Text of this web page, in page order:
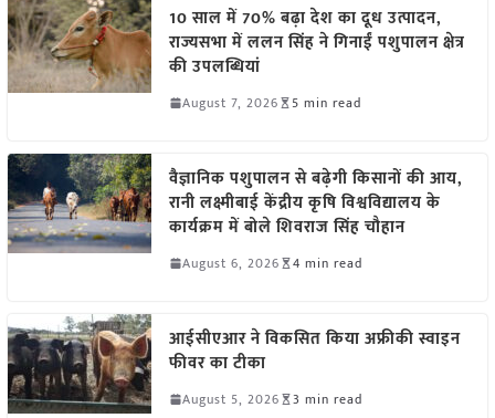
10 साल में 70% बढ़ा देश का दूध उत्पादन,
राज्यसभा में ललन सिंह ने गिनाईं पशुपालन क्षेत्र
की उपलब्धियां
August 7, 2026 5 min read
वैज्ञानिक पशुपालन से बढ़ेगी किसानों की आय,
रानी लक्ष्मीबाई केंद्रीय कृषि विश्वविद्यालय के
कार्यक्रम में बोले शिवराज सिंह चौहान
August 6, 2026 4 min read
आईसीएआर ने विकसित किया अफ्रीकी स्वाइन
फीवर का टीका
August 5, 2026 3 min read